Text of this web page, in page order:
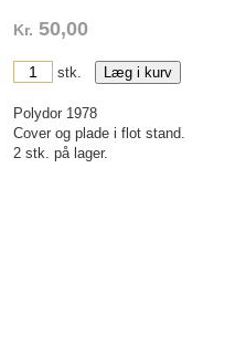
Kr. 50,00
stk. Læg i kurv
Polydor 1978
Cover og plade i flot stand.
2 stk. på lager.